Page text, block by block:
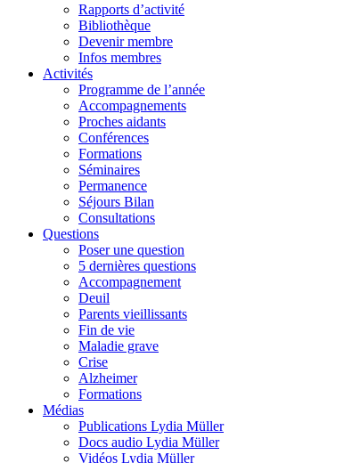
Rapports d’activité
Bibliothèque
Devenir membre
Infos membres
Activités
Programme de l’année
Accompagnements
Proches aidants
Conférences
Formations
Séminaires
Permanence
Séjours Bilan
Consultations
Questions
Poser une question
5 dernières questions
Accompagnement
Deuil
Parents vieillissants
Fin de vie
Maladie grave
Crise
Alzheimer
Formations
Médias
Publications Lydia Müller
Docs audio Lydia Müller
Vidéos Lydia Müller